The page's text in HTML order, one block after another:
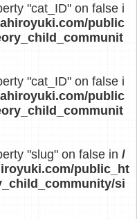
"cat_ID" on false i
public
"cat_ID" on false i
public
"slug" on false in /
public_ht
si